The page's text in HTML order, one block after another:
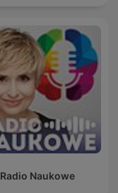
Radio Naukowe